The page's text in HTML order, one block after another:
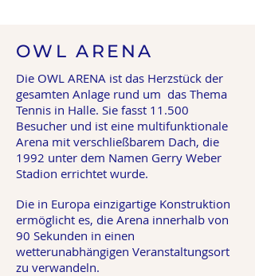
OWL ARENA
Die OWL ARENA ist das Herzstück der
gesamten Anlage rund um das Thema
Tennis in Halle. Sie fasst 11.500
Besucher und ist eine multifunktionale
Arena mit verschließbarem Dach, die
1992 unter dem Namen Gerry Weber
Stadion errichtet wurde.
Die in Europa einzigartige Konstruktion
ermöglicht es, die Arena innerhalb von
90 Sekunden in einen
wetterunabhängigen Veranstaltungsort
zu verwandeln.